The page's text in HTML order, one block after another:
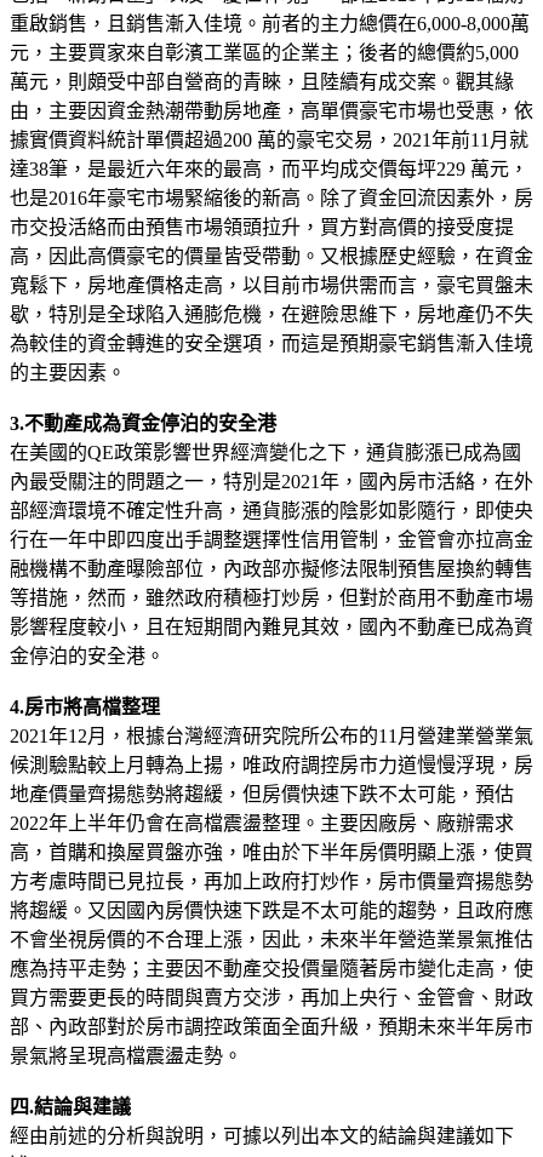
重啟銷售，且銷售漸入佳境。前者的主力總價在6,000-8,000萬
元，主要買家來自彰濱工業區的企業主；後者的總價約5,000
萬元，則頗受中部自營商的青睞，且陸續有成交案。觀其緣
由，主要因資金熱潮帶動房地產，高單價豪宅市場也受惠，依
據實價資料統計單價超過200 萬的豪宅交易，2021年前11月就
達38筆，是最近六年來的最高，而平均成交價每坪229 萬元，
也是2016年豪宅市場緊縮後的新高。除了資金回流因素外，房
市交投活絡而由預售市場領頭拉升，買方對高價的接受度提
高，因此高價豪宅的價量皆受帶動。又根據歷史經驗，在資金
寬鬆下，房地產價格走高，以目前市場供需而言，豪宅買盤未
歇，特別是全球陷入通膨危機，在避險思維下，房地產仍不失
為較佳的資金轉進的安全選項，而這是預期豪宅銷售漸入佳境
的主要因素。
3.不動產成為資金停泊的安全港
在美國的QE政策影響世界經濟變化之下，通貨膨漲已成為國
內最受關注的問題之一，特別是2021年，國內房市活絡，在外
部經濟環境不確定性升高，通貨膨漲的陰影如影隨行，即使央
行在一年中即四度出手調整選擇性信用管制，金管會亦拉高金
融機構不動產曝險部位，內政部亦擬修法限制預售屋換約轉售
等措施，然而，雖然政府積極打炒房，但對於商用不動產市場
影響程度較小，且在短期間內難見其效，國內不動產已成為資
金停泊的安全港。
4.房市將高檔整理
2021年12月，根據台灣經濟研究院所公布的11月營建業營業氣
候測驗點較上月轉為上揚，唯政府調控房市力道慢慢浮現，房
地產價量齊揚態勢將趨緩，但房價快速下跌不太可能，預估
2022年上半年仍會在高檔震盪整理。主要因廠房、廠辦需求
高，首購和換屋買盤亦強，唯由於下半年房價明顯上漲，使買
方考慮時間已見拉長，再加上政府打炒作，房市價量齊揚態勢
將趨緩。又因國內房價快速下跌是不太可能的趨勢，且政府應
不會坐視房價的不合理上漲，因此，未來半年營造業景氣推估
應為持平走勢；主要因不動產交投價量隨著房市變化走高，使
買方需要更長的時間與賣方交涉，再加上央行、金管會、財政
部、內政部對於房市調控政策面全面升級，預期未來半年房市
景氣將呈現高檔震盪走勢。
四.結論與建議
經由前述的分析與說明，可據以列出本文的結論與建議如下